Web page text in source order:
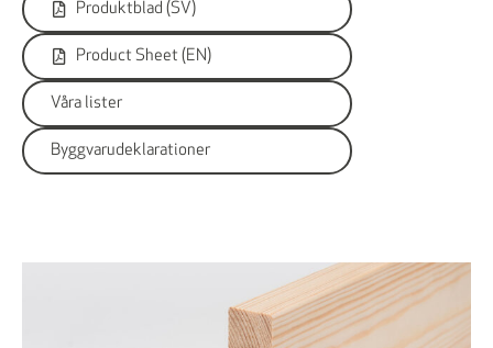
Produktblad (SV)
Product Sheet (EN)
Våra lister
Byggvarudeklarationer